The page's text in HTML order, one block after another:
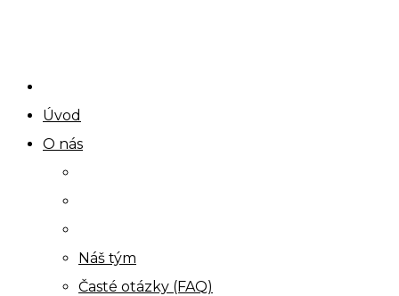
Úvod
O nás
Náš tým
Časté otázky (FAQ)